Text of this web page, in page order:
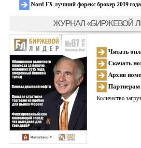
Nord FX лучший форекс брокер 2019 года
ЖУРНАЛ «БИРЖЕВОЙ
Читать
Скачать
Архив
Партнерам
Количество